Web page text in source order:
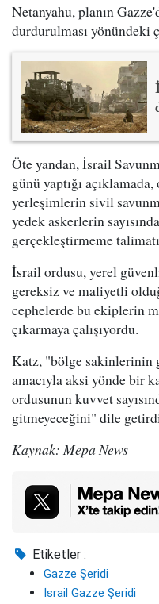
Netanyahu, planın
durdurulması yönündeki
Öte yandan, İsrail
günü yaptığı
yerleşimlerin sivil
yedek askerlerin
gerçekleştirmeme
İsrail ordusu, yerel
gereksiz ve maliyetli
cephelerde bu ekiplerin
çıkarmaya çalışıyordu.
Katz, "bölge sakinlerinin
amacıyla aksi yönde bir
ordusunun kuvvet
gitmeyeceğini" dile
Kaynak: Mepa News
Etiketler :
Gazze Şeridi
İsrail Gazze Şeridi